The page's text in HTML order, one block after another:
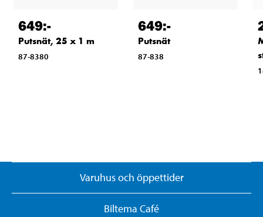
649:-
Putsnät, 25 x 1 m
87-8380
649:-
Putsnät
87-838
Varuhus och öppettider
Biltema Café